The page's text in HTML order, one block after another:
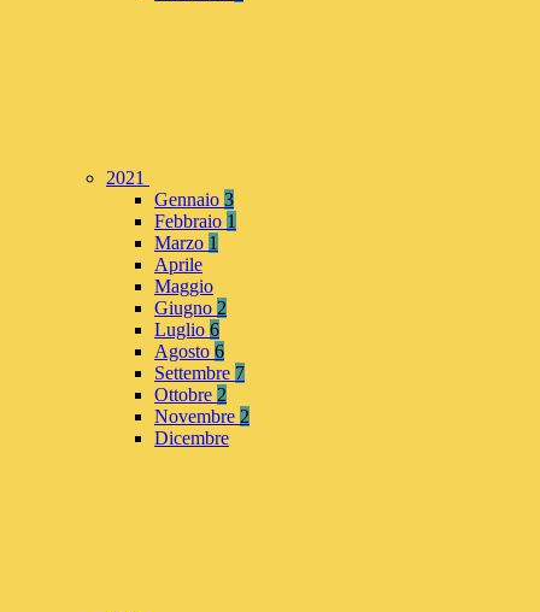
2021
Gennaio 3
Febbraio 1
Marzo 1
Aprile
Maggio
Giugno 2
Luglio 6
Agosto 6
Settembre 7
Ottobre 2
Novembre 2
Dicembre